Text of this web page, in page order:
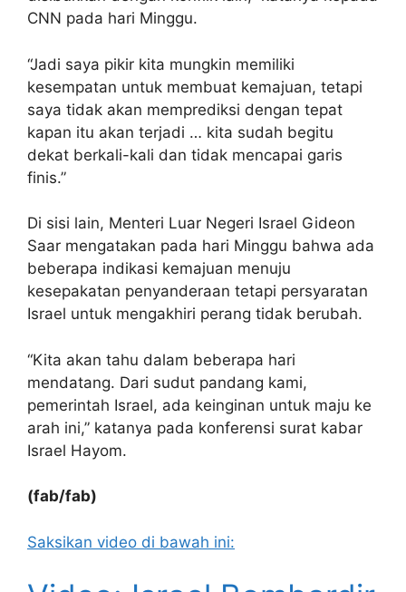
CNN pada hari Minggu.
“Jadi saya pikir kita mungkin memiliki
kesempatan untuk membuat kemajuan, tetapi
saya tidak akan memprediksi dengan tepat
kapan itu akan terjadi … kita sudah begitu
dekat berkali-kali dan tidak mencapai garis
finis.”
Di sisi lain, Menteri Luar Negeri Israel Gideon
Saar mengatakan pada hari Minggu bahwa ada
beberapa indikasi kemajuan menuju
kesepakatan penyanderaan tetapi persyaratan
Israel untuk mengakhiri perang tidak berubah.
“Kita akan tahu dalam beberapa hari
mendatang. Dari sudut pandang kami,
pemerintah Israel, ada keinginan untuk maju ke
arah ini,” katanya pada konferensi surat kabar
Israel Hayom.
(fab/fab)
Saksikan video di bawah ini: